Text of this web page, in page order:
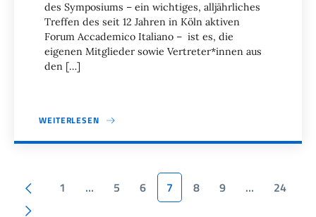
des Symposiums – ein wichtiges, alljährliches
Treffen des seit 12 Jahren in Köln aktiven
Forum Accademico Italiano – ist es, die
eigenen Mitglieder sowie Vertreter*innen aus
den […]
WEITERLESEN
Seitennummerierung
Vorherige Seite
1 … 5 6 7 8 9 …
24